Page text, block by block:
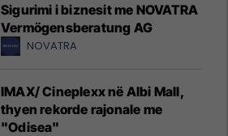
Sigurimi i biznesit me NOVATRA
Vermögensberatung AG
NOVATRA
IMAX/ Cineplexx në Albi Mall,
thyen rekorde rajonale me
"Odisea"